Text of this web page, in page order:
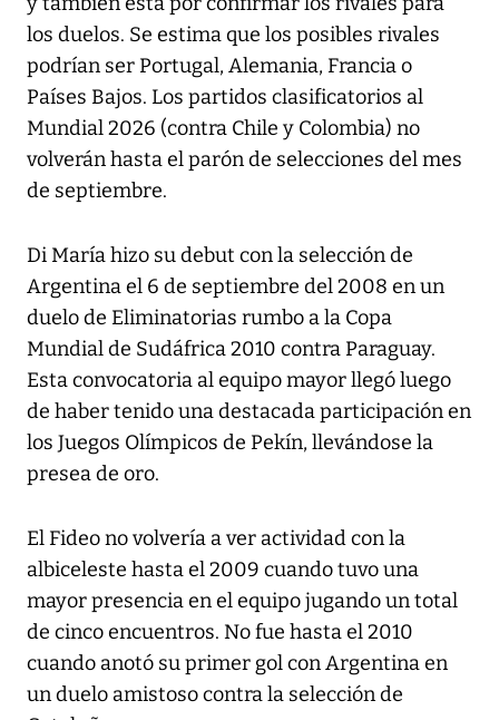
los duelos. Se estima que los posibles rivales
podrían ser Portugal, Alemania, Francia o
Países Bajos. Los partidos clasificatorios al
Mundial 2026 (contra Chile y Colombia) no
volverán hasta el parón de selecciones del mes
de septiembre.
Di María hizo su debut con la selección de
Argentina el 6 de septiembre del 2008 en un
duelo de Eliminatorias rumbo a la Copa
Mundial de Sudáfrica 2010 contra Paraguay.
Esta convocatoria al equipo mayor llegó luego
de haber tenido una destacada participación en
los Juegos Olímpicos de Pekín, llevándose la
presea de oro.
El Fideo no volvería a ver actividad con la
albiceleste hasta el 2009 cuando tuvo una
mayor presencia en el equipo jugando un total
de cinco encuentros. No fue hasta el 2010
cuando anotó su primer gol con Argentina en
un duelo amistoso contra la selección de